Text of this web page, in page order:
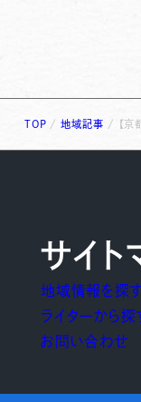
TOP /地域記事 / 【
サイト
地域情報を探
ライターから探
お問い合わせ